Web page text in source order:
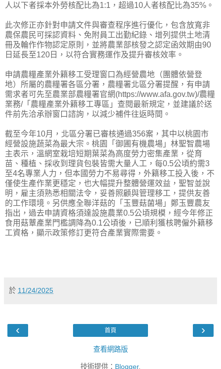
人以下者採本外勞核配比為1:1，超過10人者核配比為35%。
此次修正亦針對申請文件與審查程序進行優化，包含放寬非
農保農民可採認資料、免附員工出勤紀錄、增列提供土地清
冊及輪作作物認定原則，並將農業部核發之認定函效期由90
日延長至120日，以符合實務運作及提升審核效率。
申請農糧產業外籍移工受理窗口為經營農地（團體依營登
地）所屬的農糧署各區分署，農糧署北區分署提醒，有申請
需求者可先至農業部農糧署官網(https://www.afa.gov.tw)/農糧
業務/「農糧產業外籍移工專區」查閱最新規定，並建議於送
件前先洽承辦窗口諮詢，以減少補件往返時間。
截至今年10月，北區分署已審核通過356案，其中以桃園市
經營設施蔬菜為最大宗。桃園「御圃有機農場」林聖智農場
主表示，溫網室栽培短期葉菜為高度勞力密集產業，從育
苗、種植、採收到理貨包裝皆需大量人工，每0.5公頃約需3
至4名專業人力，但本國勞力不易尋得，外籍移工投入後，不
僅使生產作業更穩定，也大幅提升整體營運效益，聖智並說
明，雇主須熟悉相關法令，妥善照顧與管理移工，提供友善
的工作環境。另供應全聯洋菇的「玉豐菇菌場」鄭玉豐農友
指出，過去申請資格須達設施農業0.5公頃規模，經今年修正
食用菇蕈產業門檻調降為0.1公頃後，已順利獲核聘僱外籍移
工資格，顯示政策修訂更符合產業實際需要。
於 11/24/2025
‹ ›
首頁
查看網路版
技術提供： Blogger.